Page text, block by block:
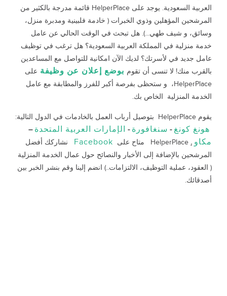
العربية السعودية. يوجد على HelperPlace قائمة مدرجة بالكثير من
المرشحين المؤهلين وذوي الخبرات ( خادمة فلبينية ومدبرة منزل،
وسائق، و شيف طهي...). هل تبحث في الوقت الحالي عن عامل
خدمة منزلية في المملكة العربية السعودية؟ هل ترغب في توظيف
عامل جديد في لأسرتك؟ لديك الآن امكانية للتواصل مع المساعدين
بالقرب منك! لا تنسى أن تقوم بوضع إعلان عن وظيفة على
HelperPlace، و ستحظى بفرصة أكبر للفرز والمطابقة مع عامل
الخدمة المنزلية الخاص بك.
يقوم HelperPlace بتوصيل أرباب العمل بالخادمات في الدول التالية:
هونغ كونغ - سنغافورة - الإمارات العربية المتحدة –
مكاو .
Facebook
نشاركك أفضل
المرشحين بالإضافة إلى الأخبار والنصائح حول عمال الخدمة المنزلية
( العقود، عملية التوظيف، الالتزامات..) انضم إلينا وقم بنشر الخبر بين
أصدقائك.